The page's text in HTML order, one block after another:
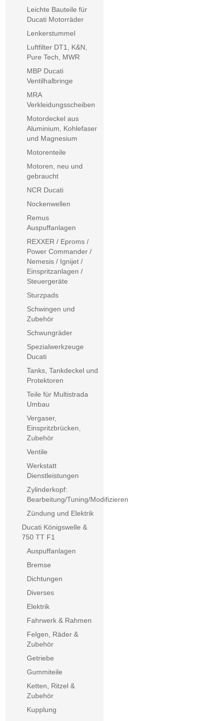
Leichte Bauteile für
Ducati Motorräder
Lenkerstummel
Luftfilter DT1, K&N,
Pure Tech, MWR
MBP Ducati
Ventilhalbringe
MRA
Verkleidungsscheiben
Motordeckel aus
Aluminium, Kohlefaser
und Magnesium
Motorenteile
Motoren, neu und
gebraucht
NCR Ducati
Nockenwellen
Remus
Auspuffanlagen
REXXER / Eproms /
Power Commander /
Nemesis / Ignijet /
Einspritzanlagen /
Steuergeräte
Sturzpads
Schwingen und
Zubehör
Schwungräder
Spezialwerkzeuge
Ducati
Tanks, Tankdeckel und
Protektoren
Teile für Multistrada
Umbau
Vergaser,
Einspritzbrücken,
Zubehör
Ventile
Werkstatt
Dienstleistungen
Zylinderkopf:
Bearbeitung/Tuning/Modifizieren
Zündung und Elektrik
Ducati Königswelle &
750 TT F1
Auspuffanlagen
Bremse
Dichtungen
Diverses
Elektrik
Fahrwerk & Rahmen
Felgen, Räder &
Zubehör
Getriebe
Gummiteile
Ketten, Ritzel &
Zubehör
Kupplung